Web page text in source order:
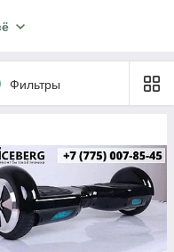
опытных мастеров,
в любое удобное
на ремонт любого
Фильтры